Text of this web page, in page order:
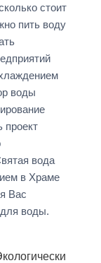
стоит
пить воду
воды
проект
вода
в Храме
Вас
воды.